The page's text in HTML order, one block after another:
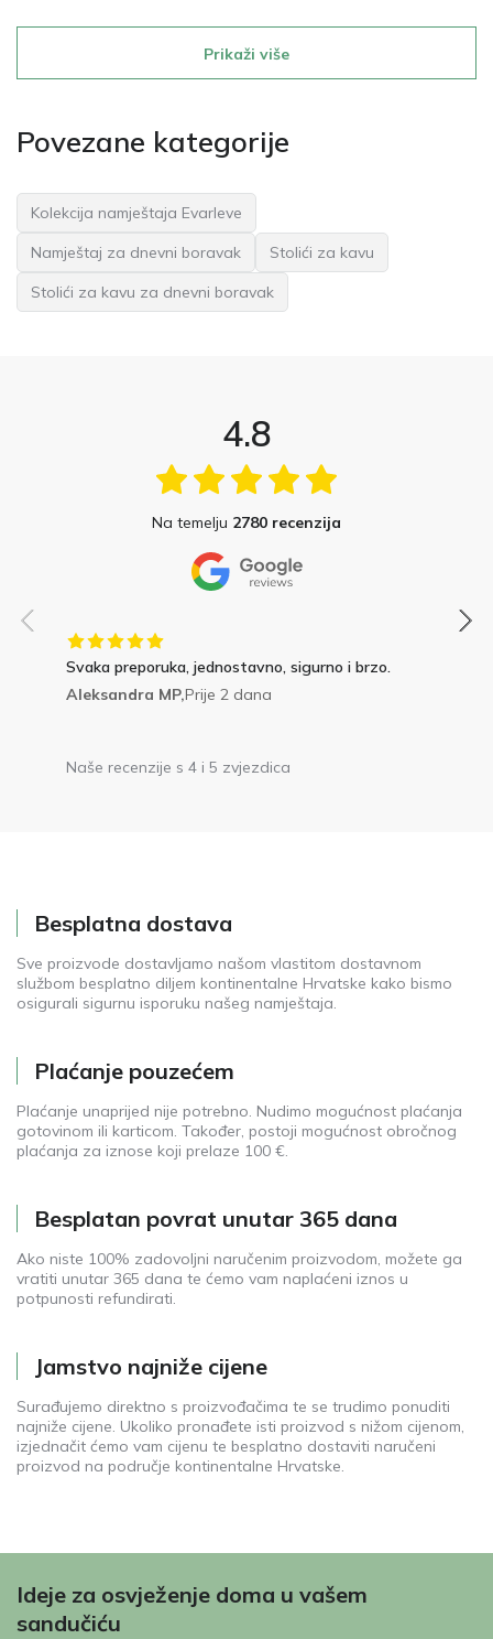
Prikaži više
Povezane kategorije
Kolekcija namještaja Evarleve
Namještaj za dnevni boravak
Stolići za kavu
Stolići za kavu za dnevni boravak
4.8
Na temelju 2780 recenzija
Svaka preporuka, jednostavno, sigurno i brzo.
Aleksandra MP,Prije 2 dana
Naše recenzije s 4 i 5 zvjezdica
Besplatna dostava
Sve proizvode dostavljamo našom vlastitom dostavnom
službom besplatno diljem kontinentalne Hrvatske kako bismo
osigurali sigurnu isporuku našeg namještaja.
Plaćanje pouzećem
Plaćanje unaprijed nije potrebno. Nudimo mogućnost plaćanja
gotovinom ili karticom. Također, postoji mogućnost obročnog
plaćanja za iznose koji prelaze 100 €.
Besplatan povrat unutar 365 dana
Ako niste 100% zadovoljni naručenim proizvodom, možete ga
vratiti unutar 365 dana te ćemo vam naplaćeni iznos u
potpunosti refundirati.
Jamstvo najniže cijene
Surađujemo direktno s proizvođačima te se trudimo ponuditi
najniže cijene. Ukoliko pronađete isti proizvod s nižom cijenom,
izjednačit ćemo vam cijenu te besplatno dostaviti naručeni
proizvod na područje kontinentalne Hrvatske.
Ideje za osvježenje doma u vašem
sandučiću